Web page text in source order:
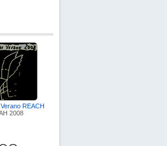
REACH
2008